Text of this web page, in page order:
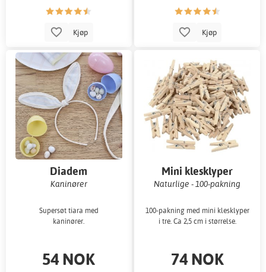
Kjøp Kjøp
Diadem
Kaninører
Supersøt tiara med
kaninører.
54 NOK
Mini klesklyper
Naturlige - 100-pakning
100-pakning med mini klesklyper
i tre. Ca 2,5 cm i størrelse.
74 NOK